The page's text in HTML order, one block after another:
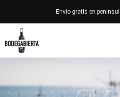
Envío gratis en